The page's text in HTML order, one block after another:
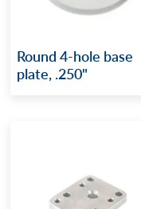
Round 4-hole base
plate, .250"